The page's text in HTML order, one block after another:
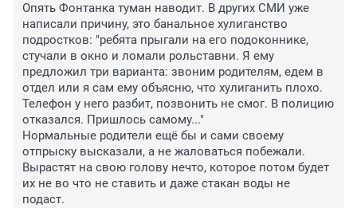
Опять Фонтанка туман наводит. В других СМИ уже
написали причину, это банальное хулиганство
подростков: "ребята прыгали на его подоконнике,
стучали в окно и ломали рольставни. Я ему
предложил три варианта: звоним родителям, едем в
отдел или я сам ему объясню, что хулиганить плохо.
Телефон у него разбит, позвонить не смог. В полицию
отказался. Пришлось самому..."
Нормальные родители ещё бы и сами своему
отпрыску высказали, а не жаловаться побежали.
Вырастят на свою голову нечто, которое потом будет
их не во что не ставить и даже стакан воды не
подаст.